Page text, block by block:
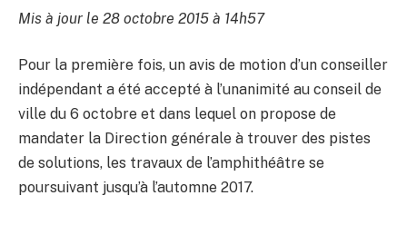
Mis à jour le 28 octobre 2015 à 14h57
Pour la première fois, un avis de motion d’un conseiller
indépendant a été accepté à l’unanimité au conseil de
ville du 6 octobre et dans lequel on propose de
mandater la Direction générale à trouver des pistes
de solutions, les travaux de l’amphithéâtre se
poursuivant jusqu’à l’automne 2017.